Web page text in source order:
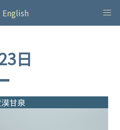
English
日
甘泉